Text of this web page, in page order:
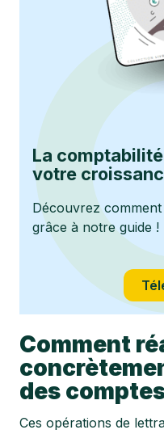
La
votre
Découvrez
grâce à notre guide !
Comment
des
Ces opérations de